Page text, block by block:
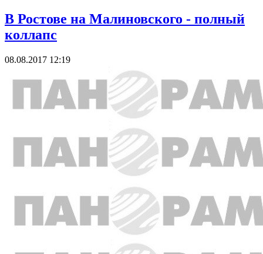
В Ростове на Малиновского - полный
коллапс
08.08.2017 12:19